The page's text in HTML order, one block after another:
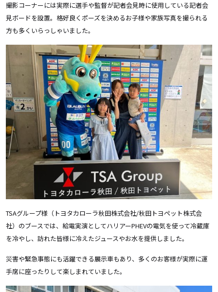
撮影コーナーには実際に選手や監督が記者会見時に使用している記者会
見ボードを設置。格好良くポーズを決めるお子様や家族写真を撮られる
方も多くいらっしゃいました。
TSAグループ様（トヨタカローラ秋田株式会社/秋田トヨペット株式会
社）のブースでは、給電実演としてハリアーPHEVの電気を使って冷蔵庫
を冷やし、訪れた皆様に冷えたジュースやお水を提供しました。
災害や緊急事態にも活躍できる展示車もあり、多くのお客様が実際に運
手席に座ったりして楽しまれていました。